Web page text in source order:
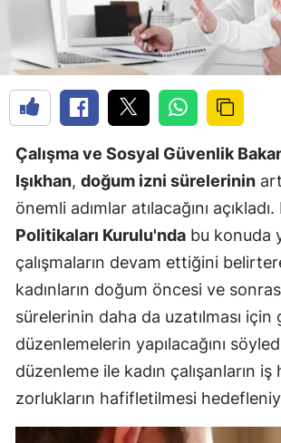
Çalışma ve Sosyal Güvenlik
Işıkhan, doğum izni sürelerinin
önemli adımlar atılacağını
Politikaları Kurulu'nda bu konuda
çalışmaların devam ettiğini
kadınların doğum öncesi ve
sürelerinin daha da uzatılması için
düzenlemelerin yapılacağını
düzenleme ile kadın çalışanların iş
zorlukların hafifletilmesi